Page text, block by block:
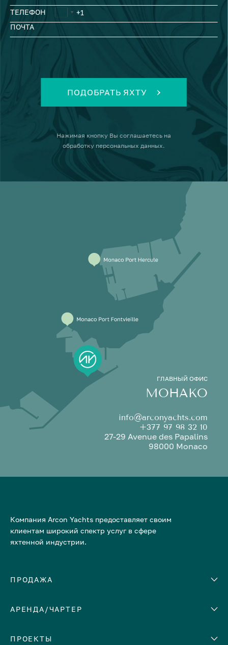
ТЕЛЕФОН
ПОЧТА
ПОДОБРАТЬ ЯХТУ
Нажимая кнопку Вы соглашаетесь на
обработку персональных данных.
ГЛАВНЫЙ ОФИС
МОНАКО
info@arconyachts.com
+377 97 98 32 10
27-29 Avenue des Papalins
98000 Monaco
Компания Arcon Yachts предоставляет своим
клиентам широкий спектр услуг в сфере
яхтенной индустрии.
ПРОДАЖА
Количество кают
АРЕНДА/ЧАРТЕР
ЕВРОПА
ПРОЕКТЫ